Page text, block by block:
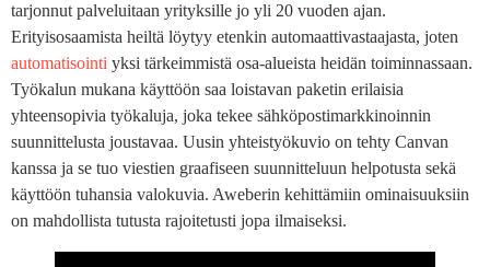
tarjonnut palveluitaan yrityksille jo yli 20 vuoden ajan.
Erityisosaamista heiltä löytyy etenkin automaattivastaajasta, joten
automatisointi yksi tärkeimmistä osa-alueista heidän toiminnassaan.
Työkalun mukana käyttöön saa loistavan paketin erilaisia
yhteensopivia työkaluja, joka tekee sähköpostimarkkinoinnin
suunnittelusta joustavaa. Uusin yhteistyökuvio on tehty Canvan
kanssa ja se tuo viestien graafiseen suunnitteluun helpotusta sekä
käyttöön tuhansia valokuvia. Aweberin kehittämiin ominaisuuksiin
on mahdollista tutusta rajoitetusti jopa ilmaiseksi.